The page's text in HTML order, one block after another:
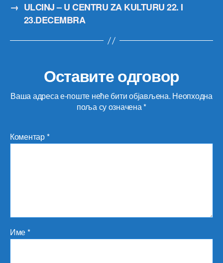
→ ULCINJ – U CENTRU ZA KULTURU 22. I
23.DECEMBRA
Оставите одговор
Ваша адреса е-поште неће бити објављена. Неопходна
поља су означена*
Коментар*
Име*